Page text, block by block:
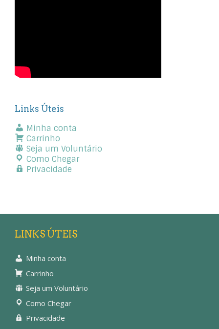
Links Úteis
Minha conta
Carrinho
Seja um Voluntário
Como Chegar
Privacidade
LINKS ÚTEIS
Minha conta
Carrinho
Seja um Voluntário
Como Chegar
Privacidade